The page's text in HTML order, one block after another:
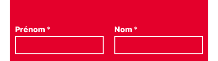
Prénom * Nom *